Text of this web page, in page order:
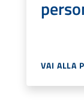
VAI ALLA